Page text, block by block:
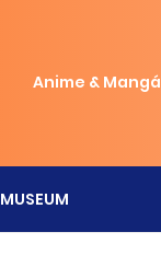
Anime & Mangá
MUSEUM